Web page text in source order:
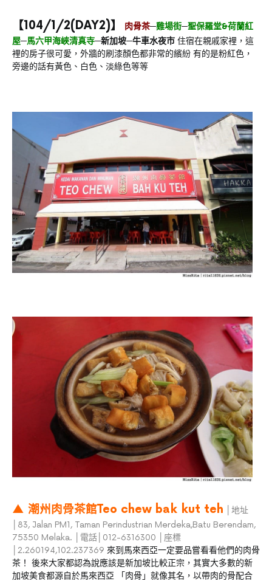
【104/1/2(DAY2)】 肉骨茶─雞場街─聖保羅堂&荷蘭紅
屋─馬六甲海峽清真寺─新加坡─牛車水夜市 住宿在親戚家裡，這
裡的房子很可愛，外牆的刷漆顏色都非常的繽紛 有的是粉紅色，
旁邊的話有黃色、白色、淡綠色等等
▲ 潮州肉骨茶館Teo chew bak kut teh
│地址
│83, Jalan PM1, Taman Perindustrian Merdeka,Batu Berendam,
75350 Melaka.
│電話│012-6316300
│座標
│2.260194,102.237369 來到馬來西亞一定要品嘗看看他們的肉骨
茶！ 後來大家都認為說應該是新加坡比較正宗，其實大多數的新
加坡美食都源自於馬來西亞 「肉骨」就像其名，以帶肉的骨配合